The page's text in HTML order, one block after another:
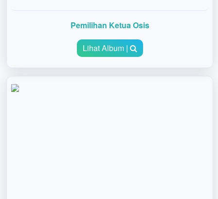
Pemilihan Ketua Osis
Lihat Album |